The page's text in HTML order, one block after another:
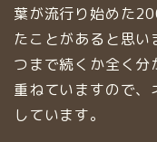
葉が流行り始めた
たことがあると思
つまで続くか全く
重ねていますので
しています。